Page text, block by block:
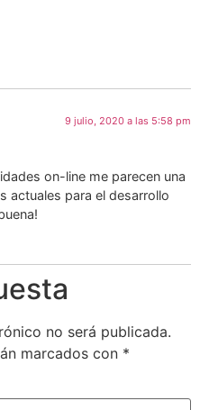
9 julio, 2020 a las 5:58 pm
on-line me parecen una
actuales para el desarrollo
no será publicada.
marcados con *